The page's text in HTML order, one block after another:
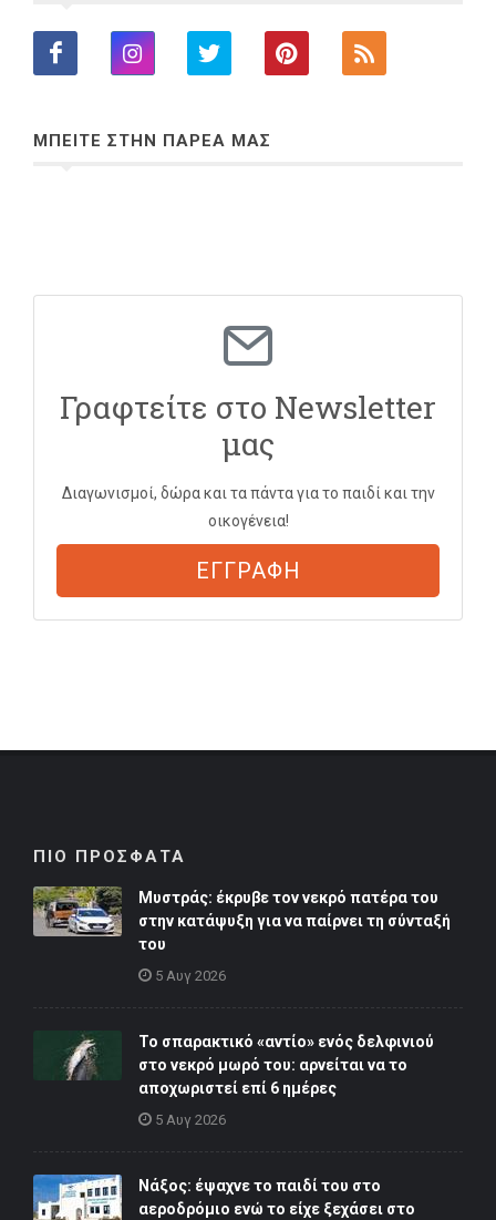
ΜΠΕΙΤΕ ΣΤΗΝ ΠΑΡΕΑ ΜΑΣ
Γραφτείτε στο Newsletter
μας
Διαγωνισμοί, δώρα και τα πάντα για το παιδί και την
οικογένεια!
ΕΓΓΡΑΦΗ
ΠΙΟ ΠΡΟΣΦΑΤΑ
Μυστράς: έκρυβε τον νεκρό πατέρα του
στην κατάψυξη για να παίρνει τη σύνταξή
του
5 Αυγ 2026
Το σπαρακτικό «αντίο» ενός δελφινιού
στο νεκρό μωρό του: αρνείται να το
αποχωριστεί επί 6 ημέρες
5 Αυγ 2026
Νάξος: έψαχνε το παιδί του στο
αεροδρόμιο ενώ το είχε ξεχάσει στο